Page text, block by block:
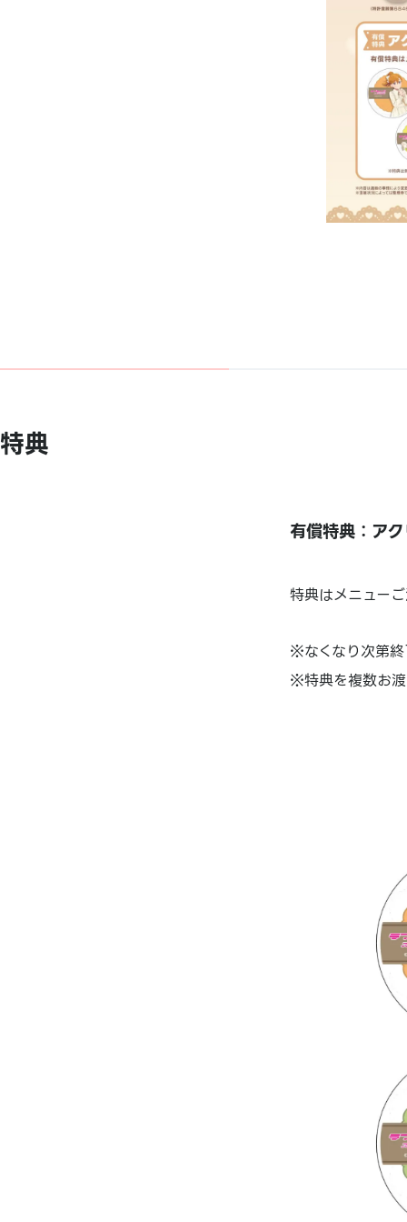
特典
有償特典：ア
特典はメニュー
※なくなり次第終
※特典を複数お